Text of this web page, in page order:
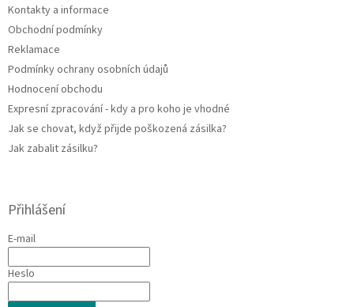
Kontakty a informace
Obchodní podmínky
Reklamace
Podmínky ochrany osobních údajů
Hodnocení obchodu
Expresní zpracování - kdy a pro koho je vhodné
Jak se chovat, když přijde poškozená zásilka?
Jak zabalit zásilku?
Přihlášení
E-mail
Heslo